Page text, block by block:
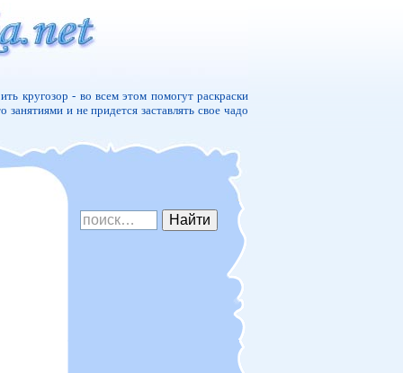
кругозор - во всем этом помогут раскраски
и не придется заставлять свое чадо